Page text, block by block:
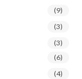
(9)
(3)
(3)
(6)
(4)